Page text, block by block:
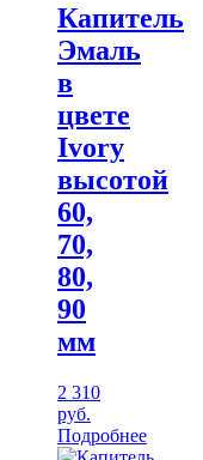
Капитель
Эмаль
в
цвете
Ivory
высотой
60,
70,
80,
90
мм
2 310
руб.
Подробнее